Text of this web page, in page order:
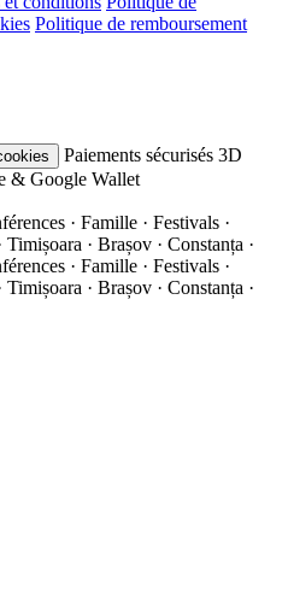
Politique de remboursement
Paiements sécurisés 3D
& Google Wallet
· Famille · Festivals ·
· Brașov · Constanța ·
· Famille · Festivals ·
· Brașov · Constanța ·